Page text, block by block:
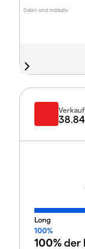
Daten sind indikativ
Verkauf
38.84
Long
100%
100%der